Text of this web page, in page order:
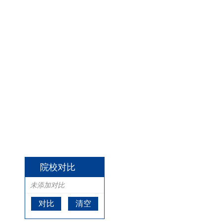
院校对比
未添加对比
对比 清空